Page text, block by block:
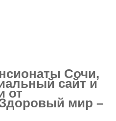
Сочи,
сайт и
от
мир –